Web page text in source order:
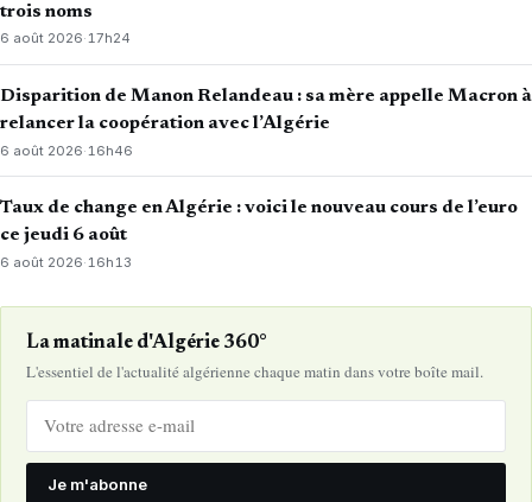
trois noms
6 août 2026·17h24
Disparition de Manon Relandeau : sa mère appelle Macron à
relancer la coopération avec l’Algérie
6 août 2026· 16h46
Taux de change en Algérie : voici le nouveau cours de l’euro
ce jeudi 6 août
6 août 2026·16h13
La matinale d'Algérie 360°
L'essentiel de l'actualité algérienne chaque matin dans votre boîte mail.
Je m'abonne